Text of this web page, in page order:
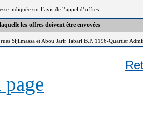
indiquée sur l’avis de l’appel d’offres
les offres doivent être envoyées
Sijilmassa et Abou Jarir Tabari B.P. 1196-Quartier